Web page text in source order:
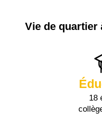
Vie de quartier
18